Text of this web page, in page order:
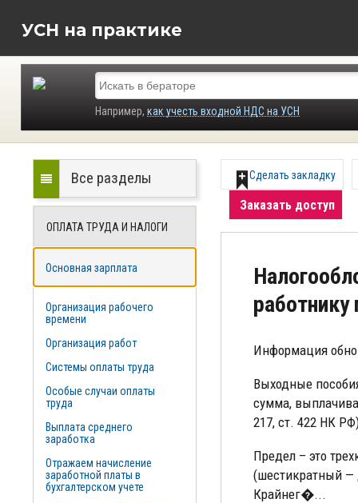
УСН на практике
Например, как учесть входной НДС на УСН
Сделать закладку
Заказать доступ
работнику
Информация
Выходные
сумма,
217, ст. 422 НК
Предел – это
(шестикратный —
Крайнег�...
Все разделы
ОПЛАТА ТРУДА И НАЛОГИ
Основная зарплата
Организация рабочего
времени
Организация работ
Системы оплаты труда
Особые случаи оплаты
труда
Выплата среднего
заработка
Отражаем начисление
заработной платы в
бухгалтерском учете